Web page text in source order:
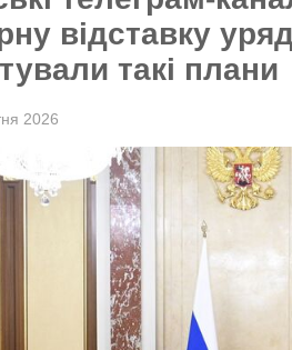
відставку
такі плани
2026